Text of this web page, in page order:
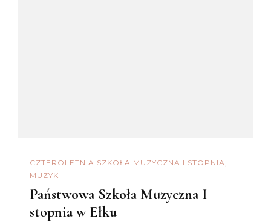
CZTEROLETNIA SZKOŁA MUZYCZNA I STOPNIA
MUZYK
Państwowa Szkoła Muzyczna I
stopnia w Ełku